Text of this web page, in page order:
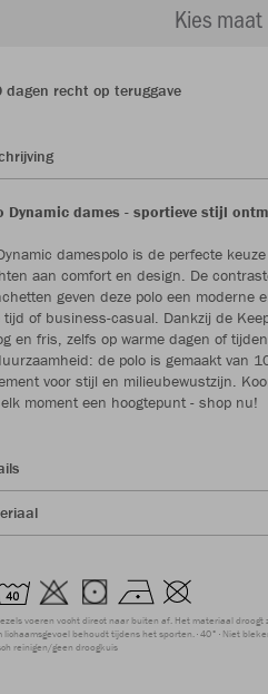
Kies maat
dagen recht op teruggave
Dynamic dames - sportieve stijl
damespolo is de perfecte
aan comfort en design. De
geven deze polo een moderne
tijd of business-casual. Dankzij de
en fris, zelfs op warme dagen of
de polo is gemaakt van
voor stijl en milieubewustzijn.
moment een hoogtepunt - shop nu!
voeren vocht direct naar buiten af. Het materiaal
lichaamsgevoel behoudt tijdens het sporten. 40° Niet
reinigen/geen droogkuis